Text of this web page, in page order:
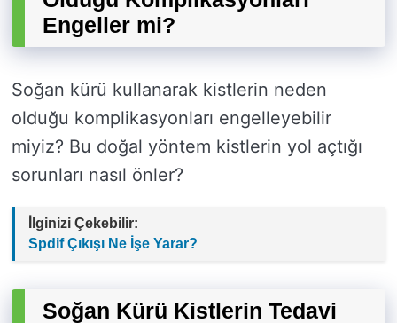
Engeller mi?
Soğan kürü kullanarak kistlerin neden
olduğu komplikasyonları engelleyebilir
miyiz? Bu doğal yöntem kistlerin yol açtığı
sorunları nasıl önler?
İlginizi Çekebilir:
Spdif Çıkışı Ne İşe Yarar?
Soğan Kürü Kistlerin Tedavi